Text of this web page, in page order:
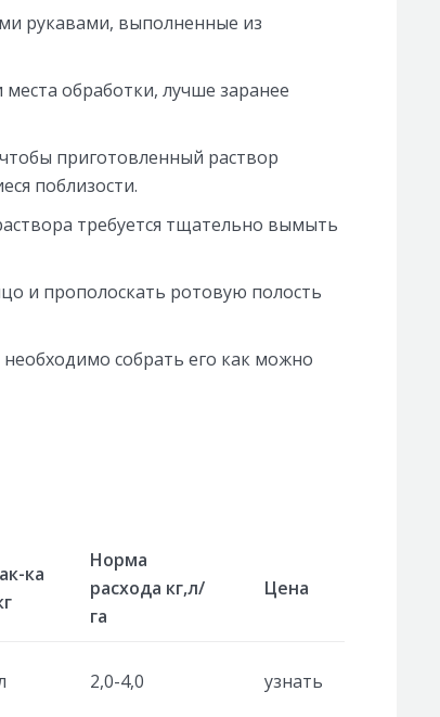
рукавами, выполненные из
обработки, лучше заранее
приготовленный раствор
поблизости.
требуется тщательно вымыть
и прополоскать ротовую полость
собрать его как можно
ка
Норма
расхода кг,л/
га
Цена
2,0-4,0 узнать